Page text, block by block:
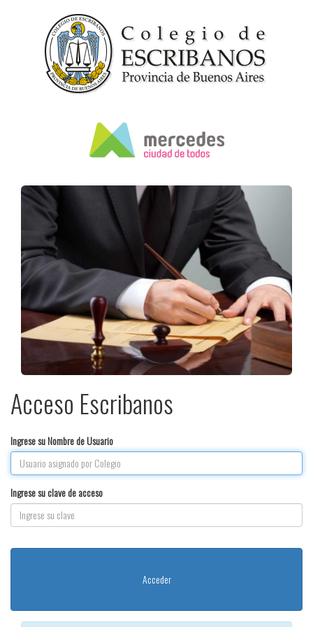
Acceso Escribanos
Ingrese su Nombre de Usuario
Ingrese su clave de acceso
Acceder